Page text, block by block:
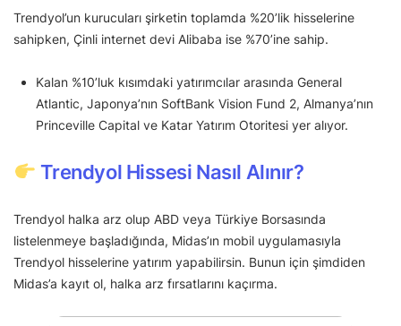
Trendyol’un kurucuları şirketin toplamda %20’lik hisselerine
sahipken, Çinli internet devi Alibaba ise %70’ine sahip.
Kalan %10’luk kısımdaki yatırımcılar arasında General
Atlantic, Japonya’nın SoftBank Vision Fund 2, Almanya’nın
Princeville Capital ve Katar Yatırım Otoritesi yer alıyor.
Trendyol Hissesi Nasıl Alınır?
Trendyol halka arz olup ABD veya Türkiye Borsasında
listelenmeye başladığında, Midas’ın mobil uygulamasıyla
Trendyol hisselerine yatırım yapabilirsin. Bunun için şimdiden
Midas’a kayıt ol, halka arz fırsatlarını kaçırma.